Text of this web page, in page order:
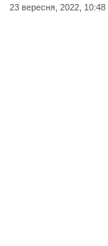
23 вересня, 2022, 10:48